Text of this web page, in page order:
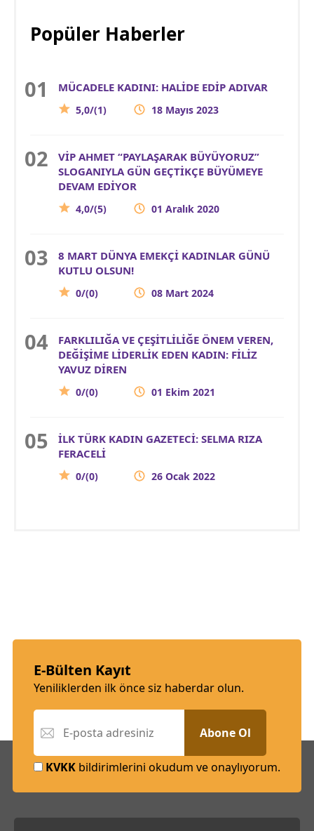
Popüler Haberler
MÜCADELE KADINI: HALİDE EDİP ADIVAR
5,0/(1) 18 Mayıs 2023
VİP AHMET “PAYLAŞARAK BÜYÜYORUZ”
SLOGANIYLA GÜN GEÇTİKÇE BÜYÜMEYE
DEVAM EDİYOR
4,0/(5) 01 Aralık 2020
8 MART DÜNYA EMEKÇİ KADINLAR GÜNÜ
KUTLU OLSUN!
0/(0) 08 Mart 2024
FARKLILIĞA VE ÇEŞİTLİLİĞE ÖNEM VEREN,
DEĞİŞİME LİDERLİK EDEN KADIN: FİLİZ
YAVUZ DİREN
0/(0) 01 Ekim 2021
İLK TÜRK KADIN GAZETECİ: SELMA RIZA
FERACELİ
0/(0) 26 Ocak 2022
E-Bülten Kayıt
Yeniliklerden ilk önce siz haberdar olun.
Abone Ol
KVKK bildirimlerini okudum ve onaylıyorum.